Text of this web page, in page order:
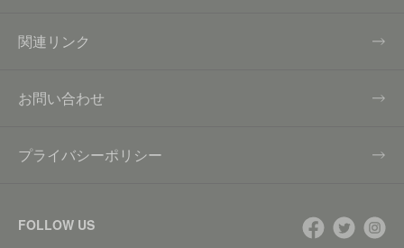
関連リンク
お問い合わせ
プライバシーポリシー
FOLLOW US